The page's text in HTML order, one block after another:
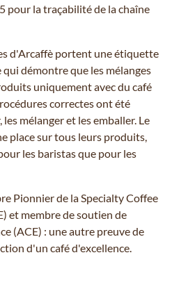
pour la traçabilité de la chaîne
d'Arcaffè portent une étiquette
démontre que les mélanges
uniquement avec du café
correctes ont été
mélanger et les emballer. Le
place sur tous leurs produits,
les baristas que pour les
Pionnier de la Specialty Coffee
et membre de soutien de
(ACE) : une autre preuve de
d'un café d'excellence.